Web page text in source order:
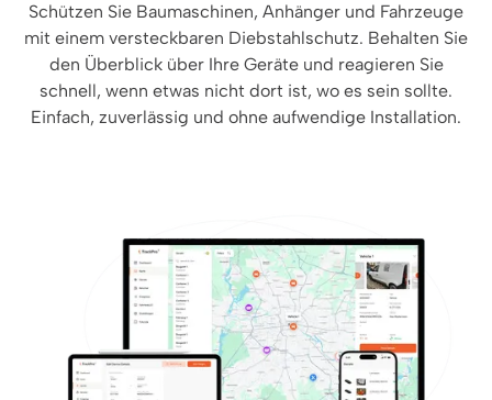
Schützen Sie Baumaschinen, Anhänger und Fahrzeuge
mit einem versteckbaren Diebstahlschutz. Behalten Sie
den Überblick über Ihre Geräte und reagieren Sie
schnell, wenn etwas nicht dort ist, wo es sein sollte.
Einfach, zuverlässig und ohne aufwendige Installation.